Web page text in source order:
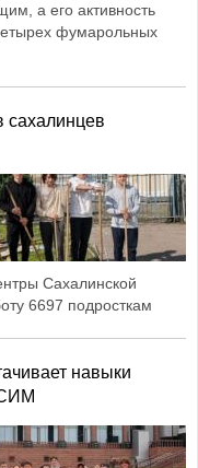
а его активность
фумарольных
сахалинцев
Сахалинской
6697 подросткам
навыки